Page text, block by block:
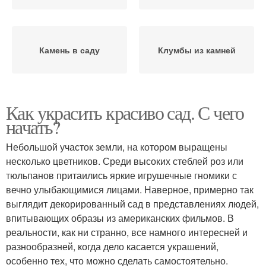
Камень в саду Клумбы из камней
Как украсить красиво сад. С чего
начать?
Небольшой участок земли, на котором выращены
несколько цветников. Среди высоких стеблей роз или
тюльпанов притаились яркие игрушечные гномики с
вечно улыбающимися лицами. Наверное, примерно так
выглядит декорированный сад в представлениях людей,
впитывающих образы из американских фильмов. В
реальности, как ни странно, все намного интересней и
разнообразней, когда дело касается украшений,
особенно тех, что можно сделать самостоятельно.